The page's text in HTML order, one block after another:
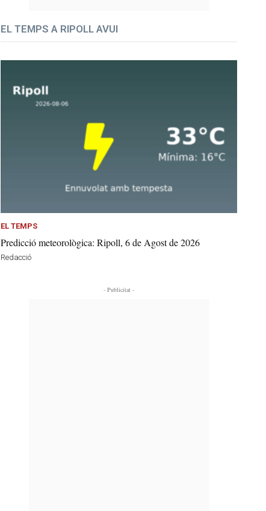
EL TEMPS A RIPOLL AVUI
EL TEMPS
Predicció meteorològica: Ripoll, 6 de Agost de 2026
Redacció
- Publicitat -